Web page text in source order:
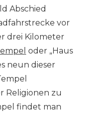
Abschied
vor
drei Kilometer
oder „Haus
neun dieser
Religionen zu
findet man